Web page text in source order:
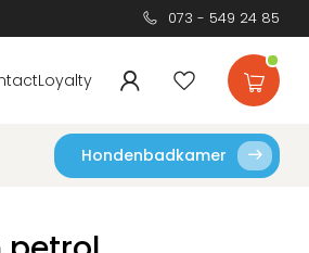
073 - 549 24 85
Loyalty
Hondenbadkamer